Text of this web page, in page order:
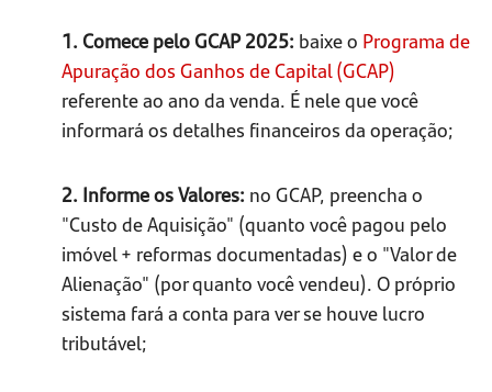
1. Comece pelo GCAP 2025: baixe o Programa de
Apuração dos Ganhos de Capital (GCAP)
referente ao ano da venda. É nele que você
informará os detalhes financeiros da operação;
2. Informe os Valores: no GCAP, preencha o
"Custo de Aquisição" (quanto você pagou pelo
imóvel + reformas documentadas) e o "Valor de
Alienação" (por quanto você vendeu). O próprio
sistema fará a conta para ver se houve lucro
tributável;